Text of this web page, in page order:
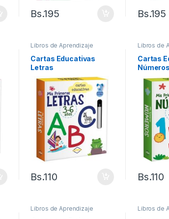
Bs.195 Bs.195
Libros de Aprendizaje
Cartas Educativas
Letras
Bs.110
Libros de
Cartas
Números
Bs.110
Libros de Aprendizaje Libros de